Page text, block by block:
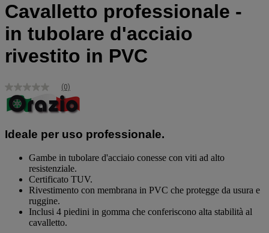
Cavalletto professionale -
in tubolare d'acciaio
rivestito in PVC
Nessuna
valutazione
Stesso
alla
pagina.
(0)
Ideale per uso professionale.
Gambe in tubolare d'acciaio conesse con viti ad alto
resistenziale.
Certificato TUV.
Rivestimento con membrana in PVC che protegge da usura e
ruggine.
Inclusi 4 piedini in gomma che conferiscono alta stabilità al
cavalletto.